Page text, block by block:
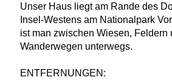
Unser Haus liegt am Rande des
Insel-Westens am Nationalpark
ist man zwischen Wiesen,
Wanderwegen unterwegs.
ENTFERNUNGEN: